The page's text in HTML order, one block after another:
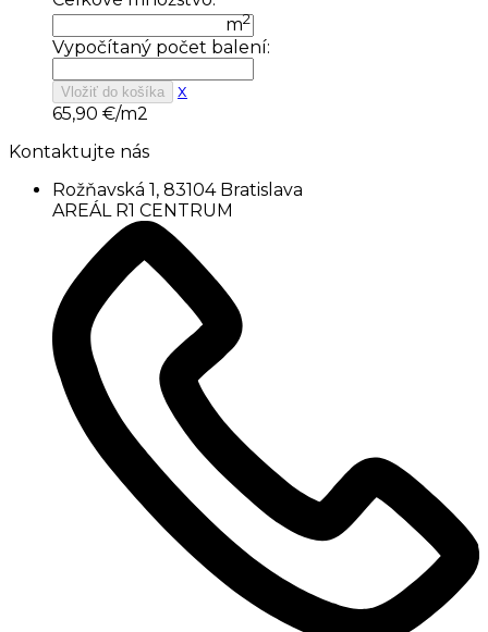
m2
Vypočítaný počet balení:
Vložiť do košíka
x
65,90 €/m2
Kontaktujte nás
Rožňavská 1, 83104 Bratislava
AREÁL R1 CENTRUM